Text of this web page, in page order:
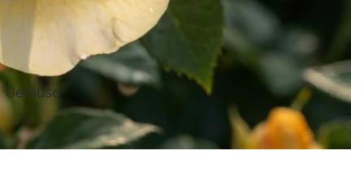
Dahli